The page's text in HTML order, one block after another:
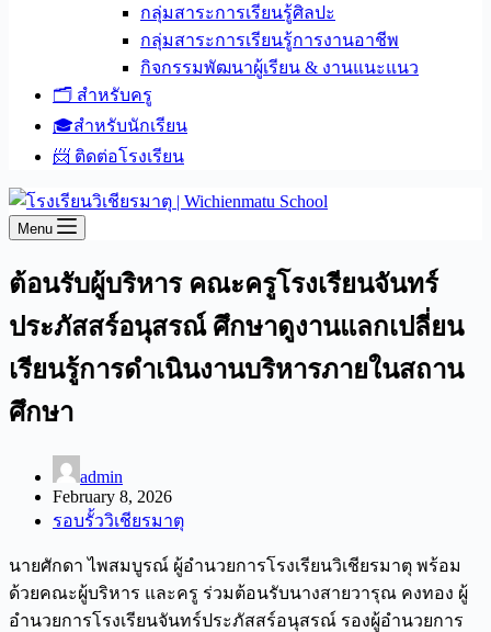
กลุ่มสาระการเรียนรู้ศิลปะ
กลุ่มสาระการเรียนรู้การงานอาชีพ
กิจกรรมพัฒนาผู้เรียน & งานแนะแนว
🗂️ สำหรับครู
🎓สำหรับนักเรียน
📨 ติดต่อโรงเรียน
Menu
ต้อนรับผู้บริหาร คณะครูโรงเรียนจันทร์
ประภัสสร์อนุสรณ์ ศึกษาดูงานแลกเปลี่ยน
เรียนรู้การดำเนินงานบริหารภายในสถาน
ศึกษา
admin
February 8, 2026
รอบรั้ววิเชียรมาตุ
นายศักดา ไพสมบูรณ์ ผู้อำนวยการโรงเรียนวิเชียรมาตุ พร้อม
ด้วยคณะผู้บริหาร และครู ร่วมต้อนรับนางสายวารุณ คงทอง ผู้
อำนวยการโรงเรียนจันทร์ประภัสสร์อนุสรณ์ รองผู้อำนวยการ